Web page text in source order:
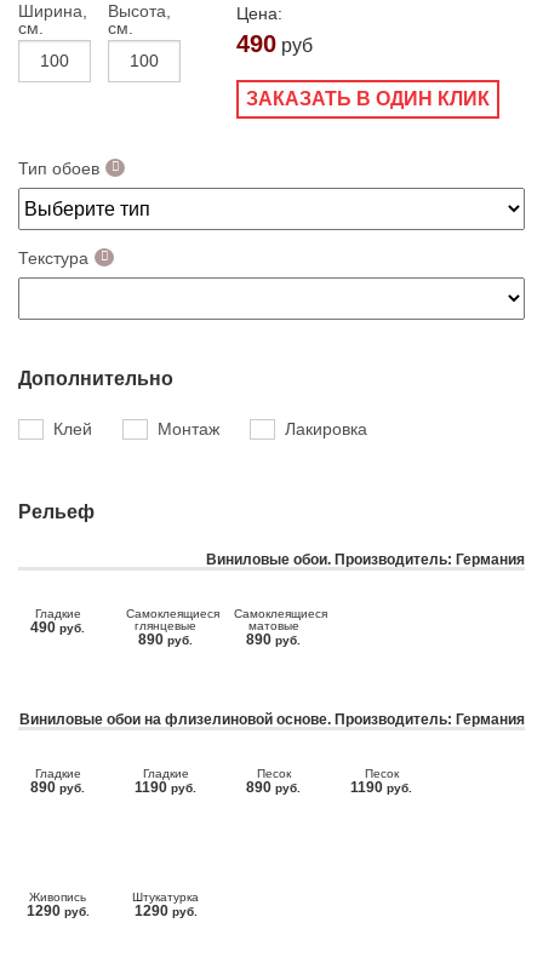
Ширина,
см.
Высота,
см.
Цена:
490 руб
ЗАКАЗАТЬ В ОДИН КЛИК
Тип обоев
Текстура
Дополнительно
Клей Монтаж Лакировка
Рельеф
Виниловые обои. Производитель: Германия
Гладкие
490 руб.
Самоклеящиеся
глянцевые
890 руб.
Самоклеящиеся
матовые
890 руб.
Виниловые обои на флизелиновой основе. Производитель: Германия
Гладкие
890 руб.
Гладкие
1190 руб.
Песок
890 руб.
Песок
1190 руб.
Живопись
1290 руб.
Штукатурка
1290 руб.